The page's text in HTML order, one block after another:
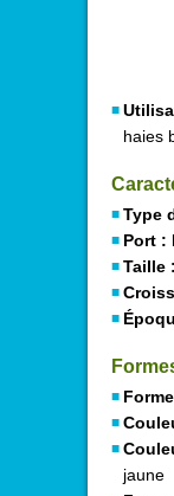
haies
Type
Port :
Taille :
jaune